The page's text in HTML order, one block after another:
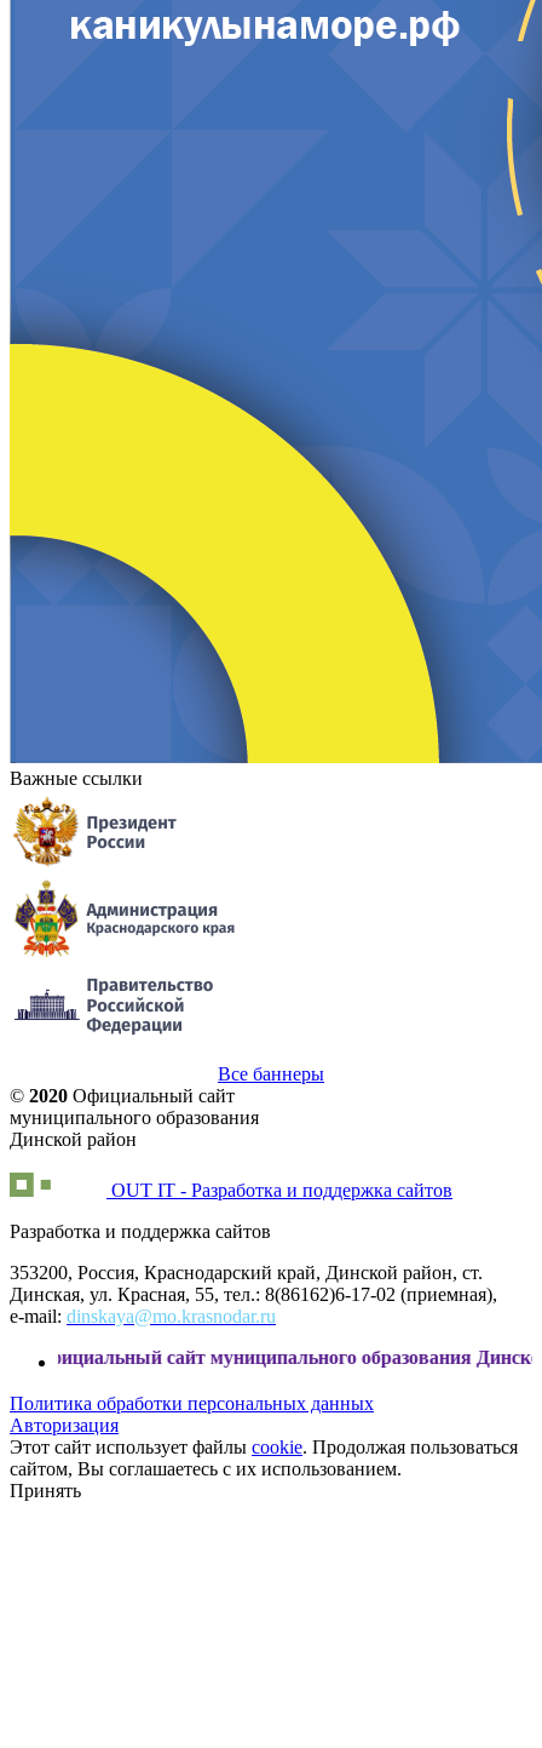
Важные ссылки
Все баннеры
© 2020 Официальный сайт
муниципального образования
Динской район
OUT IT - Разработка и поддержка сайтов
Разработка и поддержка сайтов
353200, Россия, Краснодарский край, Динской район, ст.
Динская, ул. Красная, 55, тел.: 8(86162)6-17-02 (приемная),
e-mail: dinskaya@mo.krasnodar.ru
сайт муниципального образования Динской район
Политика обработки персональных данных
Авторизация
Этот сайт использует файлы cookie. Продолжая пользоваться
сайтом, Вы соглашаетесь с их использованием.
Принять